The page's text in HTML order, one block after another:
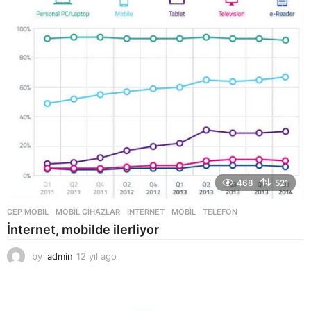
l
g
468 521
CEP MOBIL ,MOBIL CIHAZLAR INTERNET ,MOBIL ,TELEFON
İnternet, mobilde ilerliyor
by admin 12 yıl ago